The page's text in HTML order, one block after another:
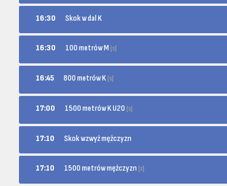
16:30 Skok w dal K
16:30 100 metrów M [s]
16:45 800 metrów K [s]
17:00 1500 metrów K U20 [s]
17:10 Skok wzwyż mężczyzn
17:10 1500 metrów mężczyzn [s]